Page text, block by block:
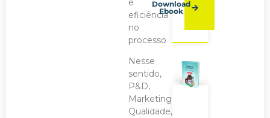
e
eficiência
no
processo
Nesse
sentido,
P&D,
Marketing,
Qualidade,
Download
Ebook